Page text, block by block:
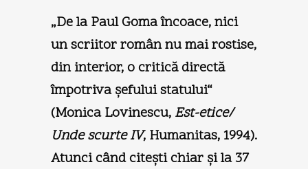
„De la Paul Goma încoace, nici
un scriitor român nu mai rostise,
din interior, o critică directă
împotriva şefului statului“
(Monica Lovinescu, Est-etice/
Unde scurte IV, Humanitas, 1994).
Atunci când citeşti chiar şi la 37